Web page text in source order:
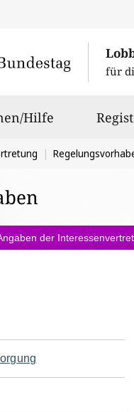
für
Hilfe
der